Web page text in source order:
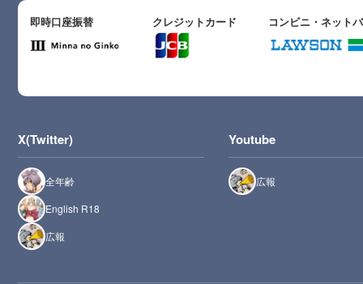
即時口座振替 クレジットカード コンビニ・ネット
X(Twitter)
全年齢
English R18
広報
Youtube
広報